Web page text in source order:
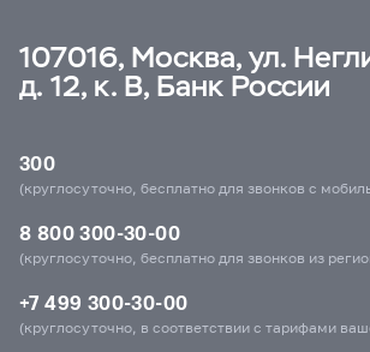
107016, Москва, ул.
д. 12, к. В, Банк России
300
(круглосуточно, бесплатно для звонков с
8 800 300-30-00
(круглосуточно, бесплатно для звонков из
+7 499 300-30-00
(круглосуточно, в соответствии с тарифами